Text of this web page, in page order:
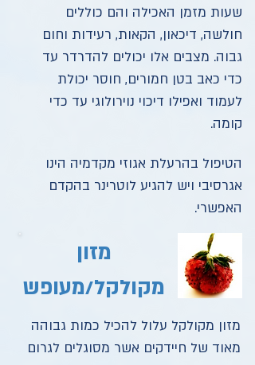
שעות מזמן האכילה והם כוללים
חולשה, דיכאון, הקאות, רעידות וחום
גבוה. מצבים אלו יכולים להדרדר עד
כדי כאב בטן חמורים, חוסר יכולת
לעמוד ואפילו דיכוי נוירולוגי עד כדי
קומה.
הטיפול בהרעלת אגוזי מקדמיה הינו
אגרסיבי ויש להגיע לוטרינר בהקדם
האפשרי.
מזון
מקולקל/מעופש
מזון מקולקל עלול להכיל כמות גבוהה
מאוד של חיידקים אשר מסוגלים לגרום